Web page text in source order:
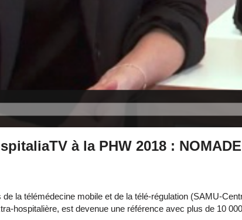
à la PHW 2018 :
la télémédecine mobile et de la télé-régulation (SAMU-
hospitalière, est devenue une référence avec plus de 10